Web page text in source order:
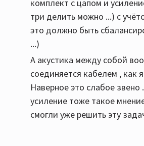
комплект с цапом и
три делить можно ...) с
это должно быть
...)
А акустика между собой
соединяется кабелем , как
Наверное это слабое звено
усиление тоже такое
смогли уже решить эту